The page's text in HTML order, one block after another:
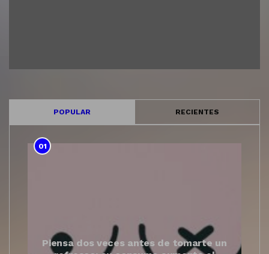
POPULAR RECIENTES
01
Piensa dos veces antes de tomarte un